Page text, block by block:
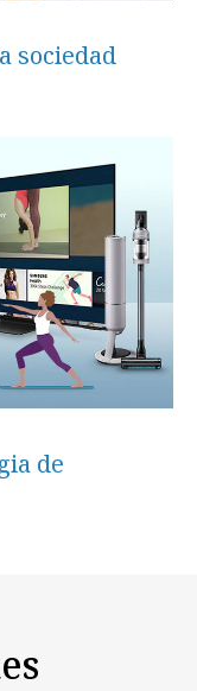
sociedad
de